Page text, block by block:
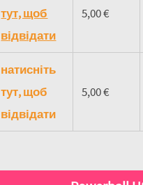
тут, щоб
відвідати
5,00 €
натисніть
тут, щоб
відвідати
5,00 €